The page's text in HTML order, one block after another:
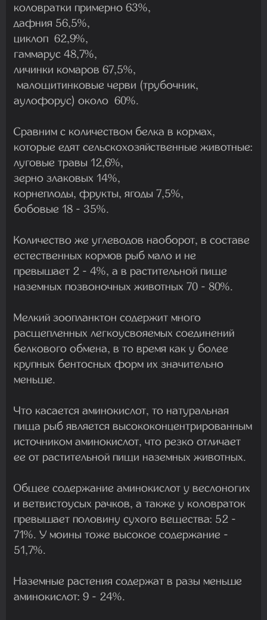
коловратки примерно 63%,
дафния 56,5%,
циклоп 62,9%,
гаммарус 48,7%,
личинки комаров 67,5%,
малощитинковые черви (трубочник,
аулофорус) около 60%.
Сравним с количеством белка в кормах,
которые едят сельскохозяйственные животные:
луговые травы 12,6%,
зерно злаковых 14%,
корнеплоды, фрукты, ягоды 7,5%,
бобовые 18 - 35%.
Количество же углеводов наоборот, в составе
естественных кормов рыб мало и не
превышает 2 - 4%, а в растительной пище
наземных позвоночных животных 70 - 80%.
Мелкий зоопланктон содержит много
расщепленных легкоусвояемых соединений
белкового обмена, в то время как у более
крупных бентосных форм их значительно
меньше.
Что касается аминокислот, то натуральная
пища рыб является высококонцентрированным
источником аминокислот, что резко отличает
ее от растительной пищи наземных животных.
Общее содержание аминокислот у веслоногих
и ветвистоусых рачков, а также у коловраток
превышает половину сухого вещества: 52 -
71%. У моины тоже высокое содержание -
51,7%.
Наземные растения содержат в разы меньше
аминокислот: 9 - 24%.